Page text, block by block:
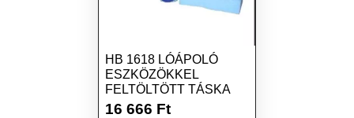
HB 1618 LÓÁPOLÓ
ESZKÖZÖKKEL
FELTÖLTÖTT TÁSKA
16 666 Ft